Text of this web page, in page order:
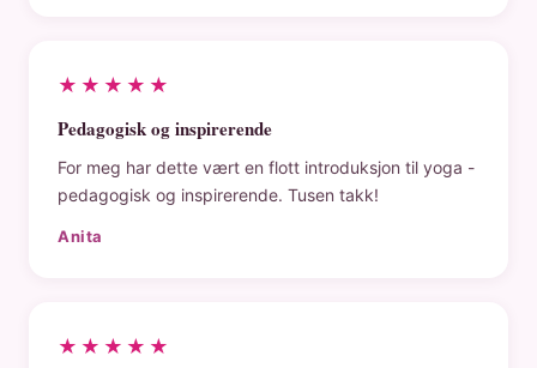
★★★★★
Pedagogisk og inspirerende
For meg har dette vært en flott introduksjon til yoga -
pedagogisk og inspirerende. Tusen takk!
Anita
★★★★★